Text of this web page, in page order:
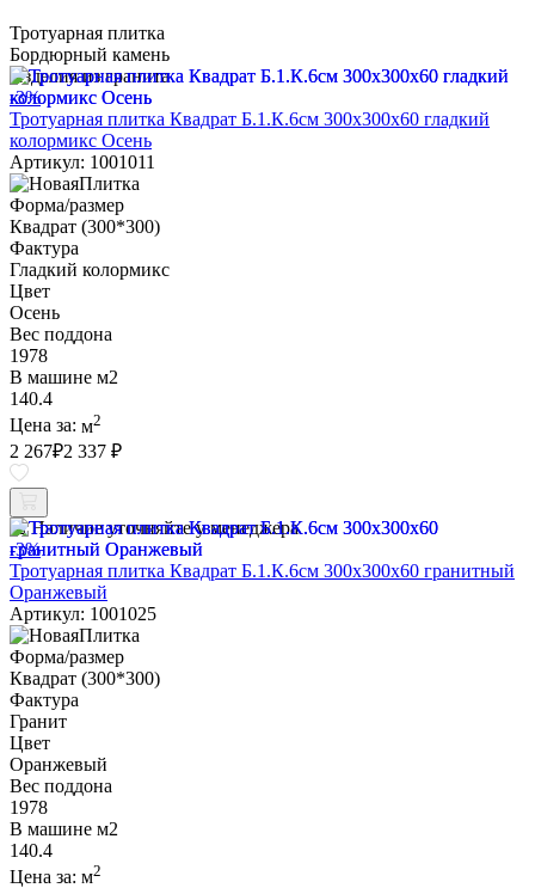
Тротуарная плитка
Бордюрный камень
Изделия из гранита
-3%
Тротуарная плитка Квадрат Б.1.К.6см 300х300х60 гладкий
колормикс Осень
Артикул: 1001011
Форма/размер
Квадрат (300*300)
Фактура
Гладкий колормикс
Цвет
Осень
Вес поддона
1978
В машине м2
140.4
Цена за: м2
2 267₽2 337 ₽
Наличие уточняйте у менеджера
-3%
Тротуарная плитка Квадрат Б.1.К.6см 300х300х60 гранитный
Оранжевый
Артикул: 1001025
Форма/размер
Квадрат (300*300)
Фактура
Гранит
Цвет
Оранжевый
Вес поддона
1978
В машине м2
140.4
Цена за: м2